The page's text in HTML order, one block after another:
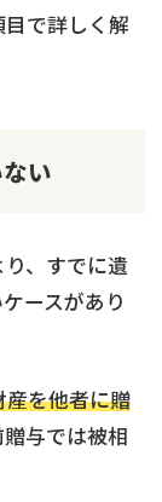
で詳しく解
い
、すでに遺
ースがあり
を他者に贈
与では被相